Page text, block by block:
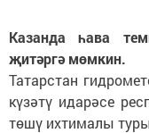
Казанда һава
җитәргә мөмкин.
Татарстан
күзәтү идарәсе
төшү ихтималы